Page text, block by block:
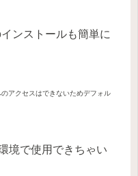
ンストールも簡単に
アクセスはできないためデフォル
境で使用できちゃい